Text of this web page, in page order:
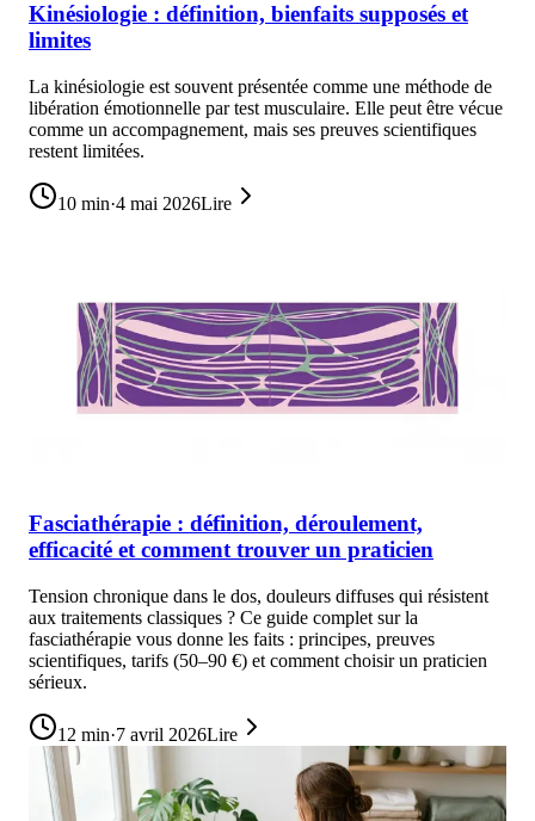
Kinésiologie : définition, bienfaits supposés et
limites
La kinésiologie est souvent présentée comme une méthode de
libération émotionnelle par test musculaire. Elle peut être vécue
comme un accompagnement, mais ses preuves scientifiques
restent limitées.
10 min·4 mai 2026Lire
Fasciathérapie : définition, déroulement,
efficacité et comment trouver un praticien
Tension chronique dans le dos, douleurs diffuses qui résistent
aux traitements classiques ? Ce guide complet sur la
fasciathérapie vous donne les faits : principes, preuves
scientifiques, tarifs (50–90 €) et comment choisir un praticien
sérieux.
12 min·7 avril 2026Lire